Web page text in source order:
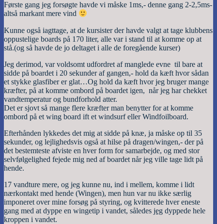
Første gang jeg forsøgte havde vi måske 1ms,- denne gang 2-2,5ms-
altså markant mere vind
Kunne også iagttage, at de kursister der havde valgt at tage klubbens
oppustelige boards på 170 liter, alle var i stand til at komme op at
stå.(og så havde de jo deltaget i alle de foregående kurser)
Jeg derimod, var voldsomt udfordret af manglede evne til bare at
sidde på boardet i 20 sekunder af gangen,- hold da kæft hvor sådan
et stykke glasfiber er glat…Og hold da kæft hvor jeg bruger mange
kræfter, på at komme ombord på boardet igen, når jeg har chekket
vandtemperatur og bundforhold atter.
Det er sjovt så mange flere kræfter man benytter for at komme
ombord på et wing board ift et windsurf eller Windfoilboard.
Efterhånden lykkedes det mig at sidde på knæ, ja måske op til 35
sekunder, og lejlighedsvis også at hilse på dragen/wingen,- der på
det bestemteste afviste en hver form for samarbejde, og med stor
selvfølgelighed fejede mig ned af boardet når jeg ville tage lidt på
hende.
17 vandture mere, og jeg kunne nu, ind i mellem, komme i lidt
nærkontakt med hende (Wingen), men hun var nu ikke særlig
imponeret over mine forsøg på styring, og kvitterede hver eneste
gang med at dyppe en wingetip i vandet, således jeg dyppede hele
kroppen i vandet.